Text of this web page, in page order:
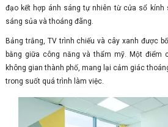
đạo kết hợp ánh sáng tự nhiên từ cửa sổ kính
sáng sủa và thoáng đãng.
Bảng trắng, TV trình chiếu và cây xanh được
bằng giữa công năng và thẩm mỹ. Một điểm
không gian thành phố, mang lại cảm giác
trong suốt quá trình làm việc.